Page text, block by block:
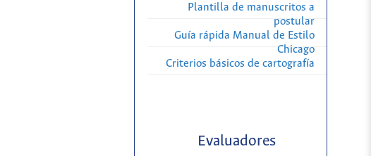
Plantilla de manuscritos a
postular
Guía rápida Manual de Estilo
Chicago
Criterios básicos de cartografía
Evaluadores